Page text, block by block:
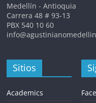
Medellín - Antioquia
Carrera 48 # 93-13
PBX 540 10 60
Sitios
Academics